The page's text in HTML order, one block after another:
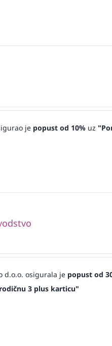
je popust od 10%uz
d.o.o. osigurala je popust od
3 plus karticu"